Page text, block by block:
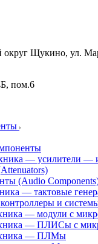
округ Щукино, ул.
пом.6
— усилители
(Audio
— тактовые
и
— модули с
— ПЛИСы с
— ПЛМы